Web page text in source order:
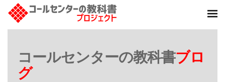
コールセンターの教科書ブロ
グ